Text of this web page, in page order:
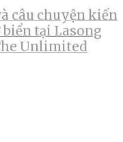
câu chuyện kiến
biển tại Lasong
Unlimited